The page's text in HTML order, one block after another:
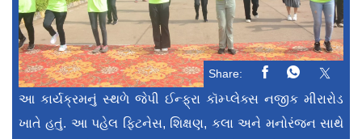
Share:
આ કાર્યક્રમનું સ્થળે જેપી ઈન્ફ્રા કૉમ્પ્લેક્સ નજીક મીરારોડ
ખાતે હતું. આ પહેલ ફિટનેસ, શિક્ષણ, કલા અને મનોરંજન સાથે